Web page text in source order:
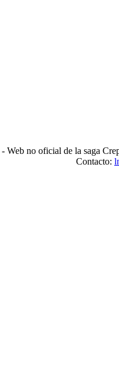
- Web no oficial de la saga
Contacto: